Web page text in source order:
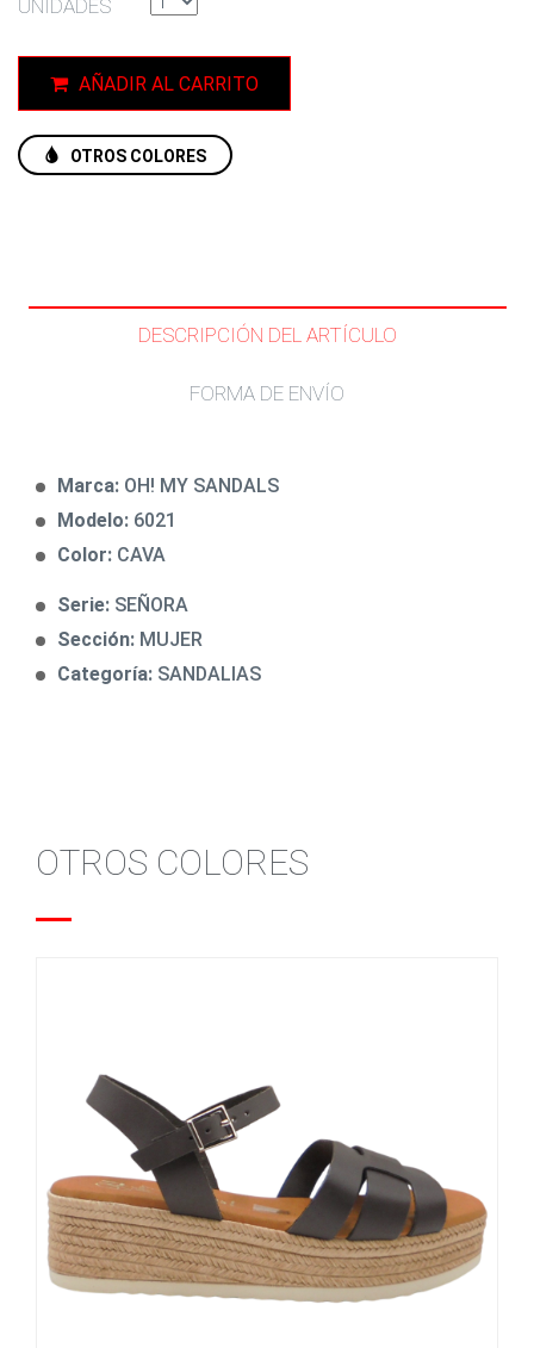
UNIDADES
AÑADIR AL CARRITO
OTROS COLORES
DESCRIPCIÓN DEL ARTÍCULO
FORMA DE ENVÍO
Marca: OH! MY SANDALS
Modelo: 6021
Color: CAVA
Serie: SEÑORA
Sección: MUJER
Categoría: SANDALIAS
OTROS COLORES